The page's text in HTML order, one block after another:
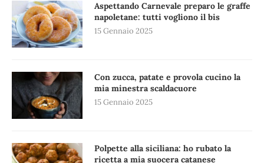
Aspettando Carnevale preparo le graffe
napoletane: tutti vogliono il bis
15 Gennaio 2025
Con zucca, patate e provola cucino la
mia minestra scaldacuore
15 Gennaio 2025
Polpette alla siciliana: ho rubato la
ricetta a mia suocera catanese